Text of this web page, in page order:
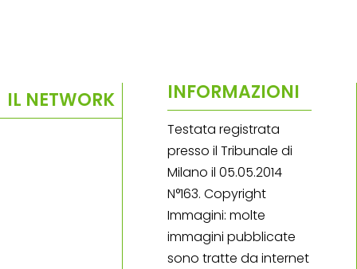
IL NETWORK INFORMAZIONI
Testata registrata
presso il Tribunale di
Milano il 05.05.2014
N°163. Copyright
Immagini: molte
immagini pubblicate
sono tratte da internet